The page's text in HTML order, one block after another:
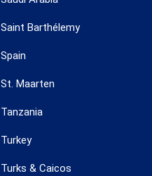
Saint Barthélemy
Spain
St. Maarten
Tanzania
Turkey
Turks & Caicos
Aceptar todas